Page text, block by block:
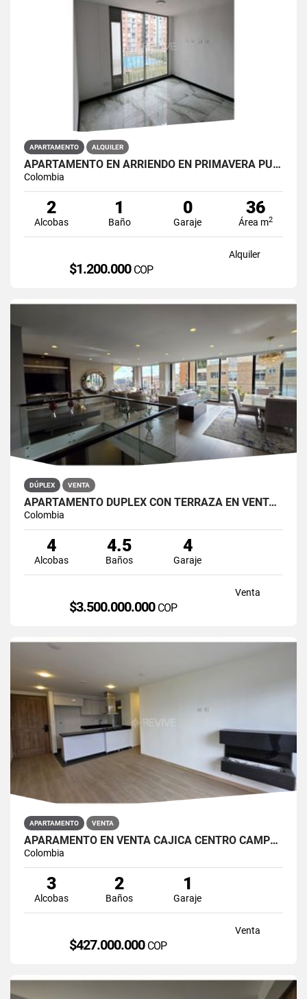
APARTAMENTO ALQUILER
APARTAMENTO EN ARRIENDO EN PRIMAVERA PUENTE ARANDA PRIMAVERA 6-39 ET 2
Colombia
2
Alcobas
1
Baño
0
Garaje
36
Área m2
Alquiler
$1.200.000 COP
DÚPLEX VENTA
APARTAMENTO DÚPLEX CON TERRAZA EN VENTA BELLA SUIZA USAQUÉN BOGOTÁ
Colombia
4
Alcobas
4.5
Baños
4
Garaje
Venta
$3.500.000.000 COP
APARTAMENTO VENTA
APARAMENTO EN VENTA CAJICÁ CENTRO CAMPUS CLUB RESERVADO
Colombia
3
Alcobas
2
Baños
1
Garaje
Venta
$427.000.000 COP